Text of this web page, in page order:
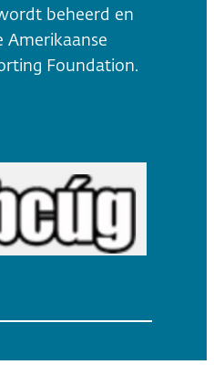
beheerd en
Amerikaanse
Foundation.